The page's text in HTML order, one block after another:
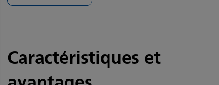
Caractéristiques et